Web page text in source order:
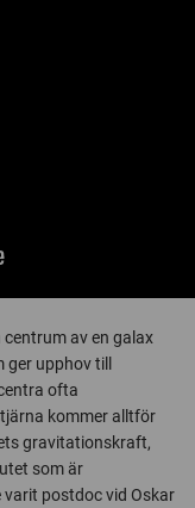
av en galax
upphov till
ofta
kommer alltför
gravitationskraft,
som är
postdoc vid Oskar